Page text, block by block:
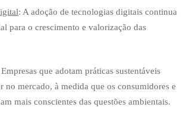
: A adoção de tecnologias digitais continua
para o crescimento e valorização das
Empresas que adotam práticas sustentáveis
no mercado, à medida que os consumidores e
mais conscientes das questões ambientais.